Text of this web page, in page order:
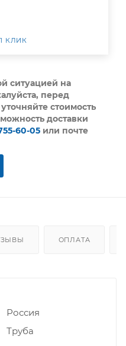
КЛИК
ситуацией на
перед
стоимость
доставки
60-05 или почте
ОПЛАТА
Россия
Труба